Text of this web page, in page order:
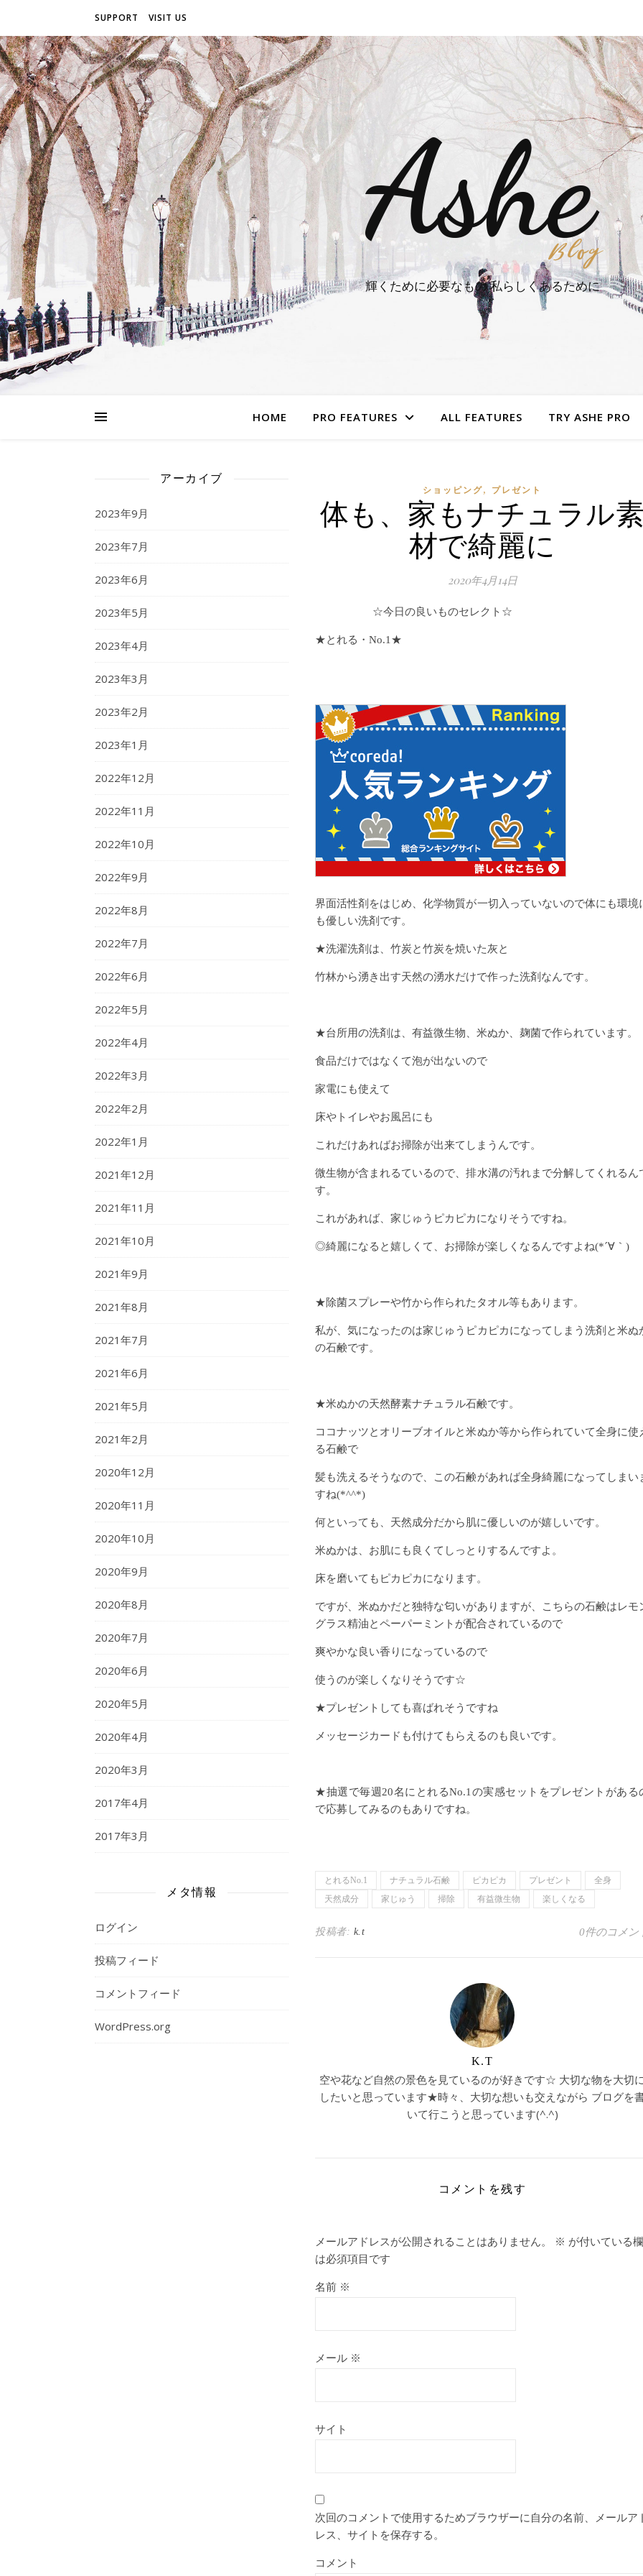
SUPPORT VISIT US
輝くために必要なもの 私らしくあるために
HOME PRO FEATURES ALL FEATURES TRY ASHE PRO
アーカイブ
2023年9月
2023年7月
2023年6月
2023年5月
2023年4月
2023年3月
2023年2月
2023年1月
2022年12月
2022年11月
2022年10月
2022年9月
2022年8月
2022年7月
2022年6月
2022年5月
2022年4月
2022年3月
2022年2月
2022年1月
2021年12月
2021年11月
2021年10月
2021年9月
2021年8月
2021年7月
2021年6月
2021年5月
2021年2月
2020年12月
2020年11月
2020年10月
2020年9月
2020年8月
2020年7月
2020年6月
2020年5月
2020年4月
2020年3月
2017年4月
2017年3月
メタ情報
ログイン
投稿フィード
コメントフィード
WordPress.org
ショッピング, プレゼント
体も、家もナチュラル
材で綺麗に
2020年4月14日
☆今日の良いものセレクト☆
★とれる・No.1★
界面活性剤をはじめ、化学物質が一切入っていないので体にも環境
も優しい洗剤です。
★洗濯洗剤は、竹炭と竹炭を焼いた灰と
竹林から湧き出す天然の湧水だけで作った洗剤なんです。
★台所用の洗剤は、有益微生物、米ぬか、麹菌で作られています。
食品だけではなくて泡が出ないので
家電にも使えて
床やトイレやお風呂にも
これだけあればお掃除が出来てしまうんです。
微生物が含まれるているので、排水溝の汚れまで分解してくれるん
す。
これがあれば、家じゅうピカピカになりそうですね。
◎綺麗になると嬉しくて、お掃除が楽しくなるんですよね(*´∀｀)
★除菌スプレーや竹から作られたタオル等もあります。
私が、気になったのは家じゅうピカピカになってしまう洗剤と米ぬ
の石鹸です。
★米ぬかの天然酵素ナチュラル石鹸です。
ココナッツとオリーブオイルと米ぬか等から作られていて全身に使
る石鹸で
髪も洗えるそうなので、この石鹸があれば全身綺麗になってしまい
すね(*^^*)
何といっても、天然成分だから肌に優しいのが嬉しいです。
米ぬかは、お肌にも良くてしっとりするんですよ。
床を磨いてもピカピカになります。
ですが、米ぬかだと独特な匂いがありますが、こちらの石鹸はレモ
グラス精油とペーパーミントが配合されているので
爽やかな良い香りになっているので
使うのが楽しくなりそうです☆
★プレゼントしても喜ばれそうですね
メッセージカードも付けてもらえるのも良いです。
★抽選で毎週20名にとれるNo.1の実感セットをプレゼントがある
で応募してみるのもありですね。
とれるNo.1 ナチュラル石鹸 ピカピカ プレゼント
全身
天然成分
家じゅう 掃除 有益微生物 楽しくなる
投稿者: k.t 0件のコメン
K.T
空や花など自然の景色を見ているのが好きです☆ 大切な物を大切
したいと思っています★時々、大切な想いも交えながら ブログを
いて行こうと思っています(^.^)
コメントを残す
メールアドレスが公開されることはありません。 ※ が付いている欄
は必須項目です
名前 ※
メール ※
サイト
次回のコメントで使用するためブラウザーに自分の名前、メールア
レス、サイトを保存する。
コメント